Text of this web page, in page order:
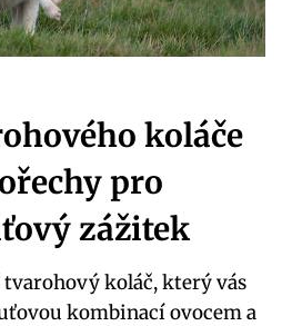
koláče
pro
zážitek
koláč, který vás
kombinací ovocem a